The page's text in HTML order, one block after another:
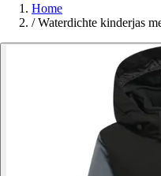
Home
/ Waterdichte kinderjas